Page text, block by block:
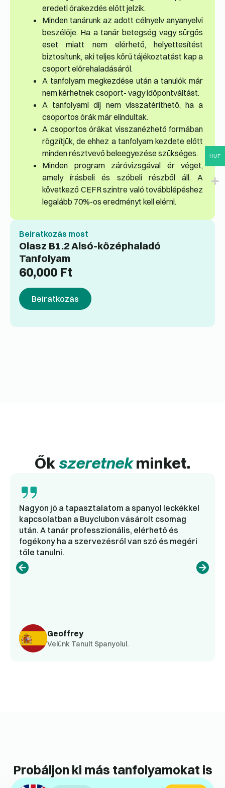
eredeti órakezdés előtt jelzik.
Minden tanárunk az adott célnyelv anyanyelvi
beszélője. Ha a tanár betegség vagy sürgős
eset miatt nem elérhető, helyettesítést
biztosítunk, aki teljes körű tájékoztatást kap a
csoport előrehaladásáról.
A tanfolyam megkezdése után a tanulók már
nem kérhetnek csoport- vagy időpontváltást.
A tanfolyami díj nem visszatéríthető, ha a
csoportos órák már elindultak.
A csoportos órákat visszanézhető formában
rögzítjük, de ehhez a tanfolyam kezdete előtt
minden résztvevő beleegyezése szükséges.
Minden program záróvizsgával ér véget,
amely írásbeli és szóbeli részből áll. A
következő CEFR szintre való továbblépéshez
legalább 70%-os eredményt kell elérni.
Beiratkozás most
Olasz B1.2 Alsó-középhaladó
Tanfolyam
60,000 Ft
Beiratkozás
Őkszeretnekminket.
Geoffrey
Velünk Tanult Spanyolul.
Nagyon jó a tapasztalatom a spanyol leckékkel
kapcsolatban a Buyclubon vásárolt csomag
után. A tanár professzionális, elérhető és
fogékony ha a szervezésről van szó és megéri
tőle tanulni.
Probáljon ki más tanfolyamokat is
HUF